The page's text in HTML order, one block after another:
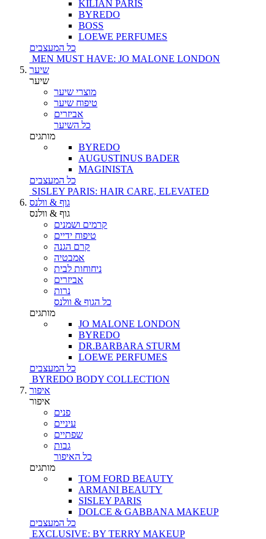
KILIAN PARIS
BYREDO
BOSS
LOEWE PERFUMES
כל המעצבים
MEN MUST HAVE: JO MALONE LONDON
שיער
שיער
מוצרי שיער
טיפוח שיער
אביזרים
כל השיער
מותגים
BYREDO
AUGUSTINUS BADER
MAGINISTA
כל המעצבים
SISLEY PARIS: HAIR CARE, ELEVATED
גוף & וולנס
גוף & וולנס
קרמים ושמנים
טיפוח ידיים
קרם הגנה
אמבטיה
ניחוחות לבית
אביזרים
נרות
כל הגוף & וולנס
מותגים
JO MALONE LONDON
BYREDO
DR.BARBARA STURM
LOEWE PERFUMES
כל המעצבים
BYREDO BODY COLLECTION
איפור
איפור
פנים
עיניים
שפתיים
גבות
כל האיפור
מותגים
TOM FORD BEAUTY
ARMANI BEAUTY
SISLEY PARIS
DOLCE & GABBANA MAKEUP
כל המעצבים
EXCLUSIVE: BY TERRY MAKEUP